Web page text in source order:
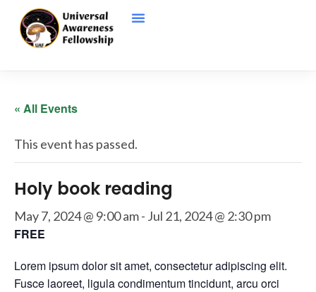
« All Events
This event has passed.
Holy book reading
May 7, 2024 @ 9:00 am- Jul 21, 2024 @ 2:30 pm
FREE
Lorem ipsum dolor sit amet, consectetur adipiscing elit.
Fusce laoreet, ligula condimentum tincidunt, arcu orci